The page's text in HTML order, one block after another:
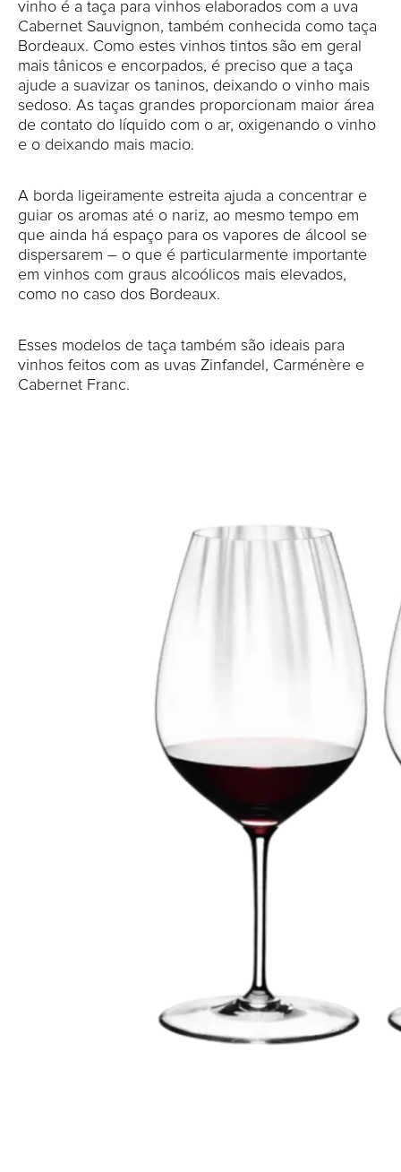
vinho é a taça para vinhos elaborados com a uva
Cabernet Sauvignon, também conhecida como taça
Bordeaux. Como estes vinhos tintos são em geral
mais tânicos e encorpados, é preciso que a taça
ajude a suavizar os taninos, deixando o vinho mais
sedoso. As taças grandes proporcionam maior área
de contato do líquido com o ar, oxigenando o vinho
e o deixando mais macio.
A borda ligeiramente estreita ajuda a concentrar e
guiar os aromas até o nariz, ao mesmo tempo em
que ainda há espaço para os vapores de álcool se
dispersarem – o que é particularmente importante
em vinhos com graus alcoólicos mais elevados,
como no caso dos Bordeaux.
Esses modelos de taça também são ideais para
vinhos feitos com as uvas Zinfandel, Carménère e
Cabernet Franc.